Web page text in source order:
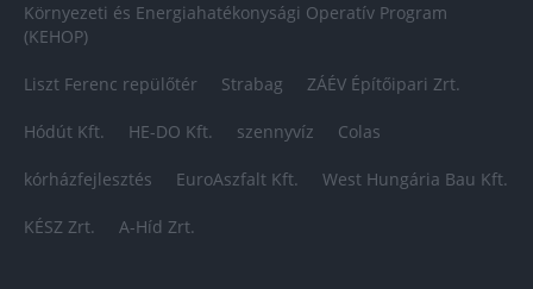
Környezeti és Energiahatékonysági Operatív Program
(KEHOP)
Liszt Ferenc repülőtér Strabag ZÁÉV Építőipari Zrt.
Hódút Kft. HE-DO Kft. szennyvíz Colas
kórházfejlesztés EuroAszfalt Kft. West Hungária Bau Kft.
KÉSZ Zrt. A-Híd Zrt.